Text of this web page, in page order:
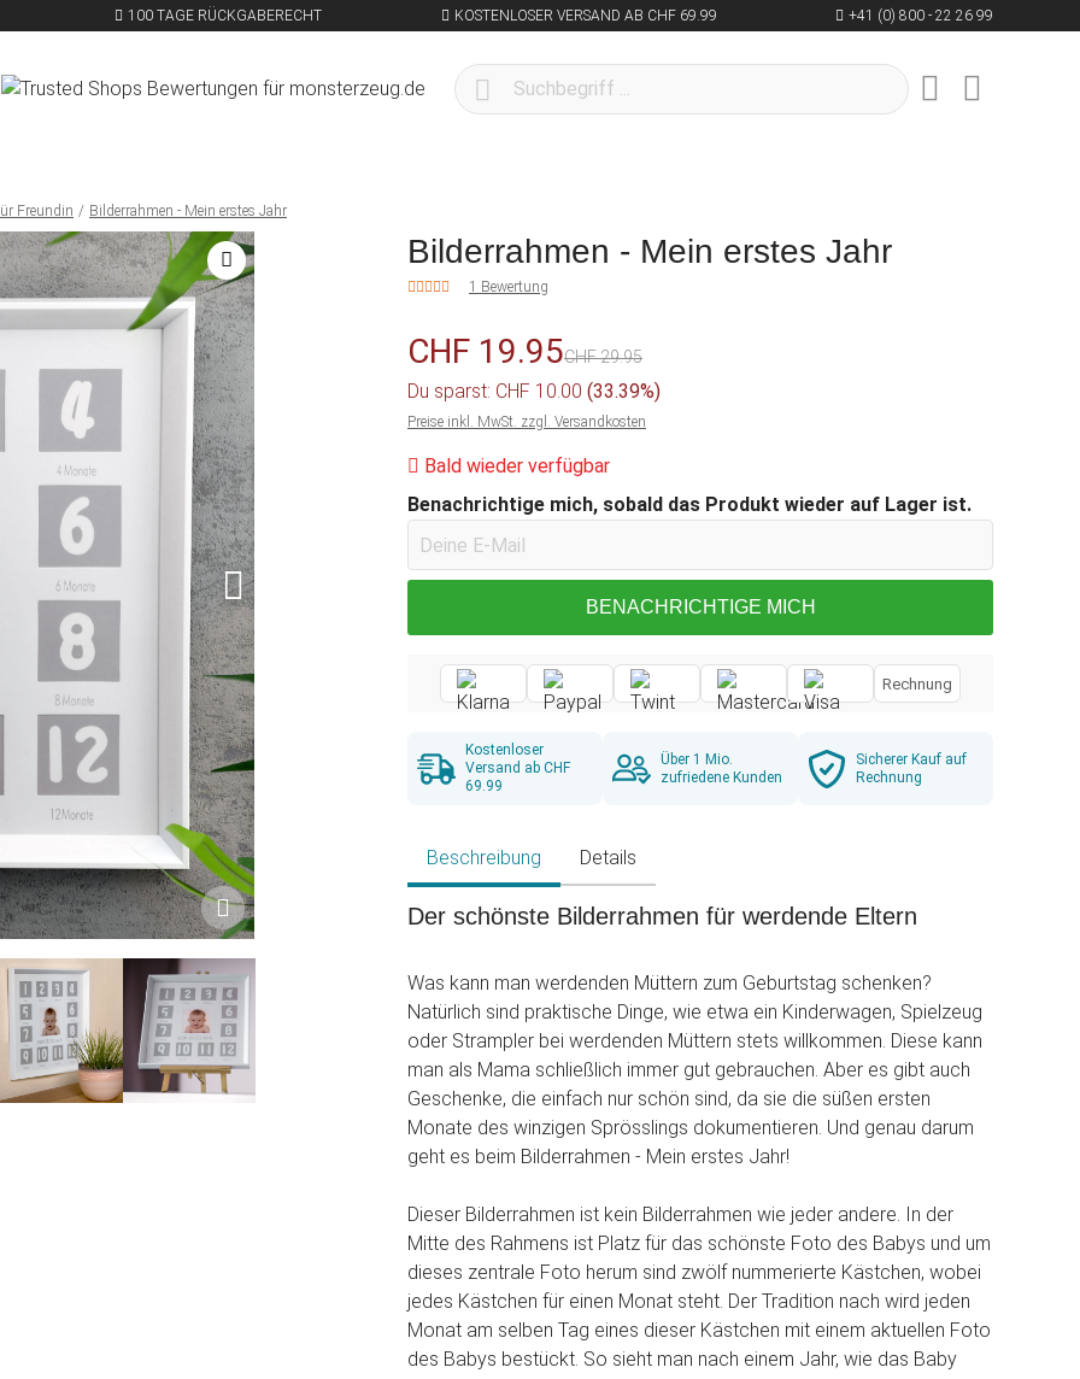
100 TAGE RÜCKGABERECHT KOSTENLOSER VERSAND AB CHF 69.99 +41 (0) 800 - 22 26 99
Freundin Bilderrahmen - Mein erstes Jahr
Bilderrahmen - Mein erstes Jahr
1 Bewertung
CHF 19.95CHF 29.95
Du sparst: CHF 10.00 (33.39%)
Preise inkl. MwSt. zzgl. Versandkosten
Bald wieder verfügbar
Benachrichtige mich, sobald das Produkt wieder auf Lager ist.
BENACHRICHTIGE MICH
Rechnung
Kostenloser
Versand ab CHF
69.99
Über 1 Mio.
zufriedene Kunden
Sicherer Kauf auf
Rechnung
Beschreibung Details
Der schönste Bilderrahmen für werdende Eltern
Was kann man werdenden Müttern zum Geburtstag schenken?
Natürlich sind praktische Dinge, wie etwa ein Kinderwagen, Spielzeug
oder Strampler bei werdenden Müttern stets willkommen. Diese kann
man als Mama schließlich immer gut gebrauchen. Aber es gibt auch
Geschenke, die einfach nur schön sind, da sie die süßen ersten
Monate des winzigen Sprösslings dokumentieren. Und genau darum
geht es beim Bilderrahmen - Mein erstes Jahr!
Dieser Bilderrahmen ist kein Bilderrahmen wie jeder andere. In der
Mitte des Rahmens ist Platz für das schönste Foto des Babys und um
dieses zentrale Foto herum sind zwölf nummerierte Kästchen, wobei
jedes Kästchen für einen Monat steht. Der Tradition nach wird jeden
Monat am selben Tag eines dieser Kästchen mit einem aktuellen Foto
des Babys bestückt. So sieht man nach einem Jahr, wie das Baby